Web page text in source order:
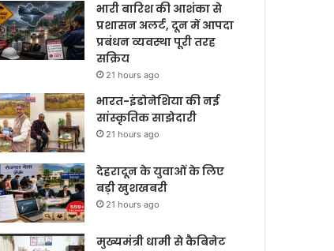
भारी बारिश की आशंका से
प्रशासन अलर्ट, दून में आपदा
प्रबंधन व्यवस्था पूरी तरह
सक्रिय
21 hours ago
भारत-इंडोनेशिया की नई
सांस्कृतिक साझेदारी
21 hours ago
देहरादून के युवाओं के लिए
बड़ी खुशखबरी
21 hours ago
मुख्यमंत्री धामी से कैबिनेट